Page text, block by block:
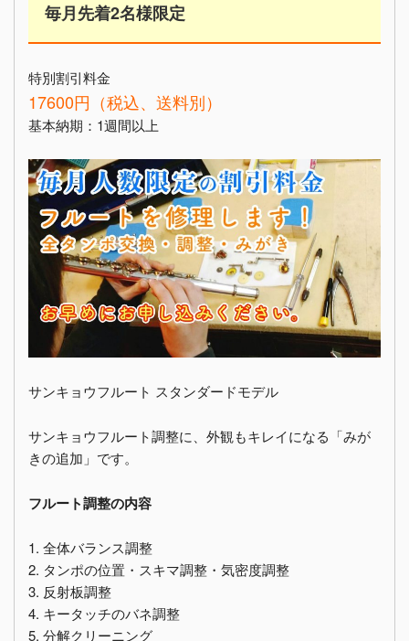
毎月先着2名様限定
特別割引料金
17600円（税込、送料別）
基本納期：1週間以上
サンキョウフルート スタンダードモデル
サンキョウフルート調整に、外観もキレイになる「みが
きの追加」です。
フルート調整の内容
1. 全体バランス調整
2. タンポの位置・スキマ調整・気密度調整
3. 反射板調整
4. キータッチのバネ調整
5. 分解クリーニング